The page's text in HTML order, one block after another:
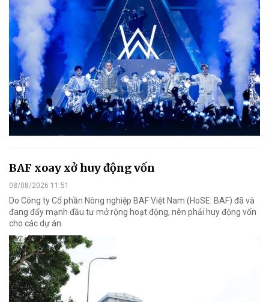
BAF xoay xở huy động vốn
08/08/2026 11:51
Do Công ty Cổ phần Nông nghiệp BAF Việt Nam (HoSE: BAF) đã và
đang đẩy mạnh đầu tư mở rộng hoạt động, nên phải huy động vốn
cho các dự án.